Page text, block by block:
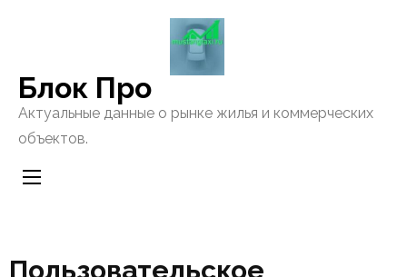
(нажмите
Enter)
Блок Про
Актуальные данные о рынке жилья и коммерческих
объектов.
Пользовательское